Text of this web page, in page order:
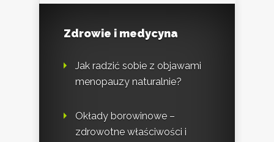
Zdrowie i medycyna
Jak radzić sobie z objawami
menopauzy naturalnie?
Okłady borowinowe –
zdrowotne właściwości i